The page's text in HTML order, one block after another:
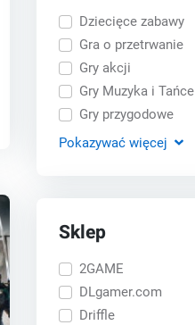
Dziecięce zabawy
Gra o przetrwanie
Gry akcji
Gry Muzyka i Tańce
Gry przygodowe
Pokazywać więcej
Sklep
2GAME
DLgamer.com
Driffle